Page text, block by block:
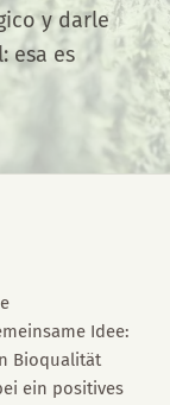
y darle
esa es
Idee:
Bioqualität
ein positives